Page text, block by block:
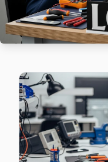
İnönü Loewe
İnönü'de Loewe
İnönü Loewe
Loewe TV'de T-
Ataşehir Loewe
Küçükbakkalköy